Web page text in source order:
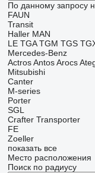
По данному запросу
FAUN
Transit
Haller MAN
LE TGA TGM TGS
Mercedes-Benz
Actros Antos Arocs
Mitsubishi
Canter
M-series
Porter
SGL
Crafter Transporter
FE
Zoeller
показать все
Место расположения
Поиск по радиусу